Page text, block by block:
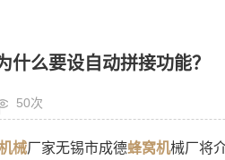
什么要设自动拼接功能？
50次
械厂家无锡市成德蜂窝机械厂将